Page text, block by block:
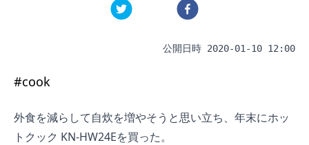
公開日時 2020-01-10 12:00
#cook
外食を減らして自炊を増やそうと思い立ち、年末にホッ
トクック KN-HW24Eを買った。